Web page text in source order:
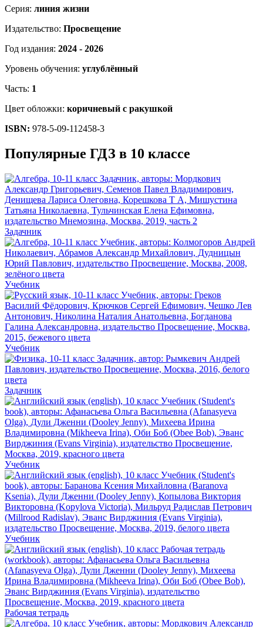
Серия: линия жизни
Издательство: Просвещение
Год издания: 2024 - 2026
Уровень обучения: углублённый
Часть: 1
Цвет обложки: коричневый с ракушкой
ISBN: 978-5-09-112458-3
Популярные ГДЗ в 10 классе
Задачник
Учебник
Учебник
Задачник
Учебник
Учебник
Рабочая тетрадь